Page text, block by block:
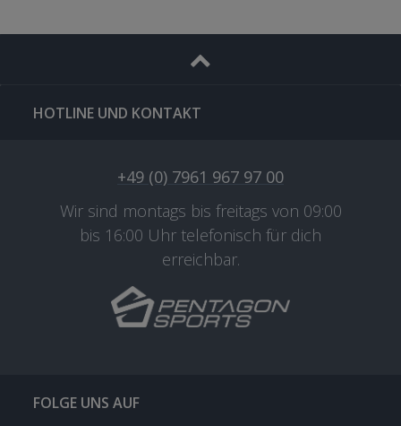
HOTLINE UND KONTAKT
+49 (0) 7961 967 97 00
Wir sind montags bis freitags von 09:00
bis 16:00 Uhr telefonisch für dich
erreichbar.
FOLGE UNS AUF